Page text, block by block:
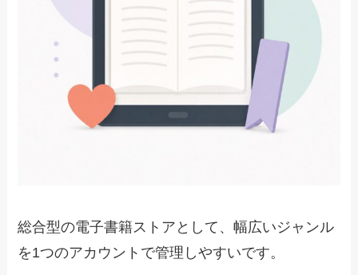
総合型の電子書籍ストアとして、幅広いジャンル
を1つのアカウントで管理しやすいです。